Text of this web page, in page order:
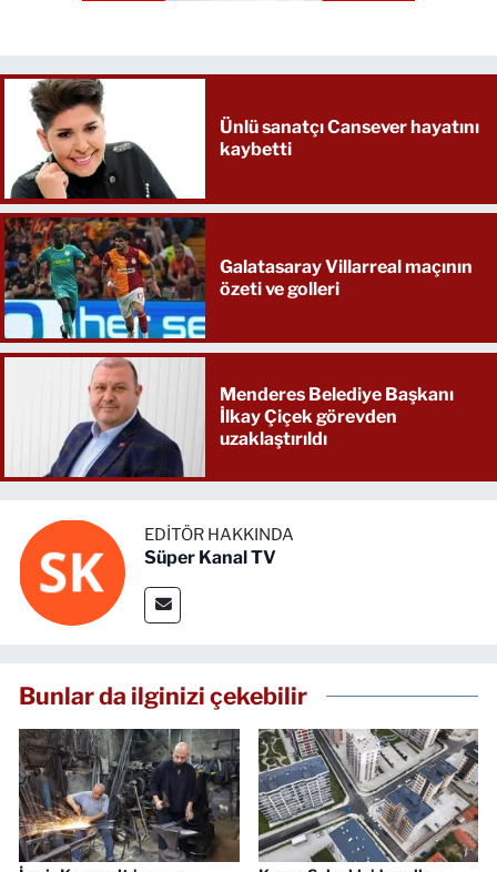
Ünlü sanatçı Cansever hayatını
kaybetti
Galatasaray Villarreal maçının
özeti ve golleri
Menderes Belediye Başkanı
İlkay Çiçek görevden
uzaklaştırıldı
EDITÖR HAKKINDA
Süper Kanal TV
Bunlar da ilginizi çekebilir